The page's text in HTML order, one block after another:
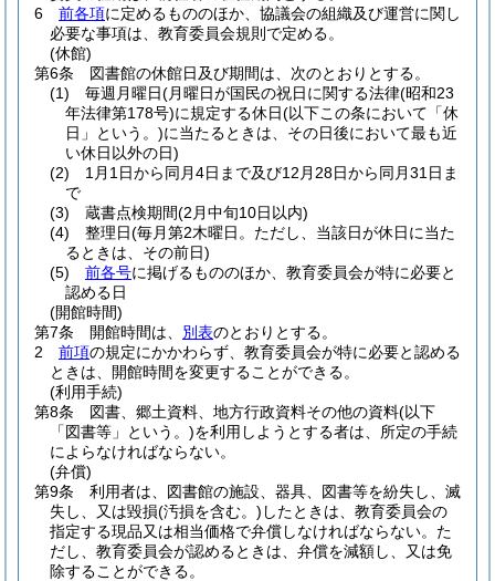
6
前各項に定めるもののほか、協議会の組織及び運営に関し
必要な事項は、教育委員会規則で定める。
(休館)
第6条
図書館の休館日及び期間は、次のとおりとする。
(1)
毎週月曜日(月曜日が国民の祝日に関する法律(昭和23
年法律第178号)に規定する休日(以下この条において「休
日」という。)に当たるときは、その日後において最も近
い休日以外の日)
(2)
1月1日から同月4日まで及び12月28日から同月31日ま
で
(3)
蔵書点検期間(2月中旬10日以内)
(4)
整理日(毎月第2木曜日。ただし、当該日が休日に当た
るときは、その前日)
(5)
前各号に掲げるもののほか、教育委員会が特に必要と
認める日
(開館時間)
第7条
開館時間は、 別表のとおりとする。
2
前項の規定にかかわらず、教育委員会が特に必要と認める
ときは、開館時間を変更することができる。
(利用手続)
第8条
図書、郷土資料、地方行政資料その他の資料(以下
「図書等」という。)を利用しようとする者は、所定の手続
によらなければならない。
(弁償)
第9条
利用者は、図書館の施設、器具、図書等を紛失し、滅
失し、又は毀損(汚損を含む。) したときは、教育委員会の
指定する現品又は相当価格で弁償しなければならない。 た
だし、教育委員会が認めるときは、弁償を減額し、又は免
除することができる。